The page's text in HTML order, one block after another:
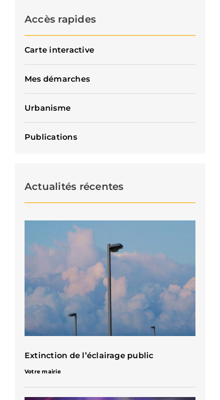
Accès rapides
Carte interactive
Mes démarches
Urbanisme
Publications
Actualités récentes
Extinction de l’éclairage public
Votre mairie